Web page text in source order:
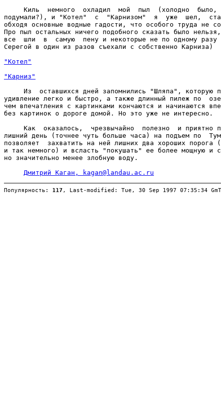
Киль  немного  охладил  мой  пыл  (холодно  было,
подумали?), и "Котел"  с  "Карнизом"  я  уже  шел,
обходя основные водные гадости, что особого труда не
Про пыл остальных ничего подобного сказать было
все  шли  в  самую  пену и некоторые не по одному разу
Серегой в один из разов съехали с собственно Карниза)
"Котел"
"Карниз"
Из  оставшихся дней запомнились "Шляпа", которую
удивление легко и быстро, а также длинный пилеж по
чем впечатления с картинками кончаются и начинаются
без картинок о дороге домой. Но это уже не интересно.
Как  оказалось,  чрезвычайно  полезно  и приятно
лишний день (точнее чуть больше часа) на подъем по
позволяет  захватить на ней лишних два хороших порога
и так немного) и всласть "покушать" ее более мощную и
но значительно менее злобную воду.
Дмитрий Каган, kagan@landau.ac.ru
Популярность: 117